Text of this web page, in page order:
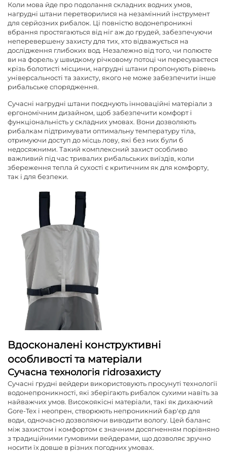
Коли мова йде про подолання складних водних умов,
нагрудні штани перетворилися на незамінний інструмент
для серйозних рибалок. Ці повністю водонепроникні
вбрання простягаються від ніг аж до грудей, забезпечуючи
неперевершену захисту для тих, хто відважується на
дослідження глибоких вод. Незалежно від того, чи полюєте
ви на форель у швидкому річковому потоці чи пересуваєтеся
крізь болотисті місцини, нагрудні штани пропонують рівень
універсальності та захисту, якого не може забезпечити інше
рибальське спорядження.
Сучасні нагрудні штани поєднують інноваційні матеріали з
ергономічним дизайном, щоб забезпечити комфорт і
функціональність у складних умовах. Вони дозволяють
рибалкам підтримувати оптимальну температуру тіла,
отримуючи доступ до місць лову, які без них були б
недосяжними. Такий комплексний захист особливо
важливий під час тривалих рибальських виїздів, коли
збереження тепла й сухості є критичним як для комфорту,
так і для безпеки.
Вдосконалені конструктивні
особливості та матеріали
Сучасна технологія гіdroзахисту
Сучасні грудні вейдери використовують просунуті технології
водонепроникності, які зберігають рибалок сухими навіть за
найважчих умов. Високоякісні матеріали, такі як дихаючий
Gore-Tex і неопрен, створюють непроникний бар'єр для
води, одночасно дозволяючи виводити вологу. Цей баланс
між захистом і комфортом є значним досягненням порівняно
з традиційними гумовими вейдерами, що дозволяє зручно
носити їх довше в різних погодних умовах.